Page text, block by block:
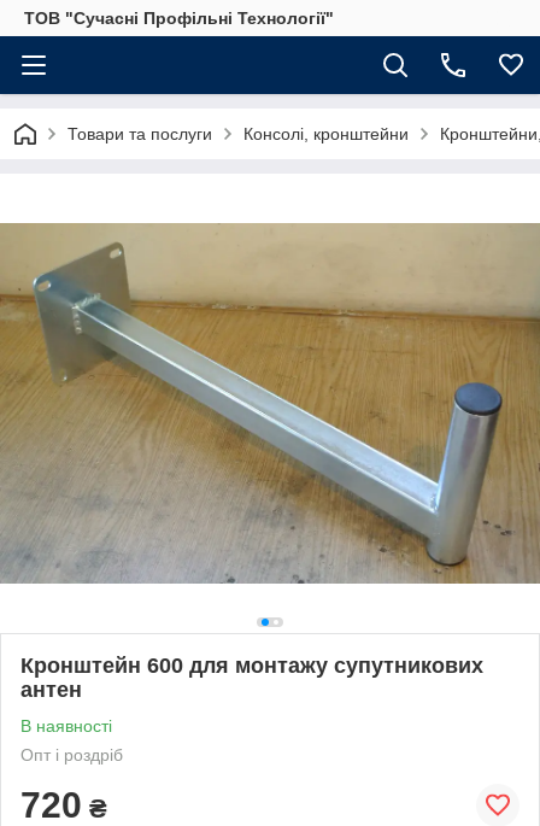
ТОВ "Сучасні Профільні Технології"
Товари та послуги Консолі, кронштейни
Кронштейн 600 для монтажу супутникових
антен
В наявності
Опт і роздріб
720 ₴